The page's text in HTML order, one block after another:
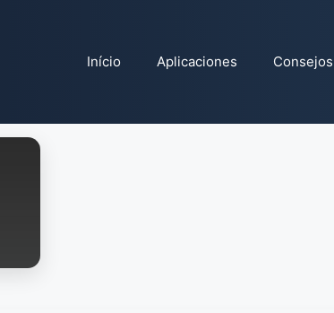
Início Aplicaciones Consejos